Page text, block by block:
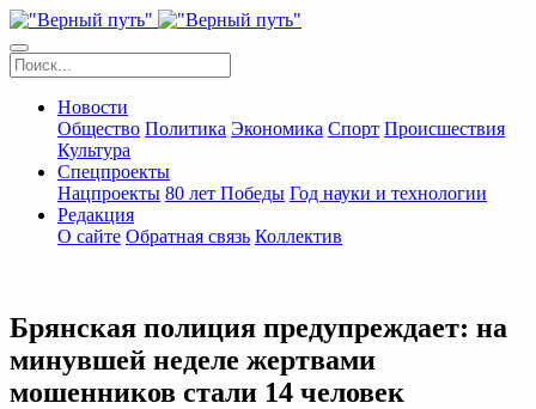
Новости
Общество Политика Экономика Спорт Происшествия
Культура
Спецпроекты
Нацпроекты 80 лет Победы Год науки и технологии
Редакция
О сайте Обратная связь Коллектив
Брянская полиция предупреждает: на
минувшей неделе жертвами
мошенников стали 14 человек